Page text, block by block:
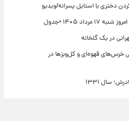
دختری با استایل پسرانه/ویدیو
۱۴۰۵ +جدول
در یک گلخانه
خرس‌های قهوه‌ای و کل‌وبزها در
سال ۱۳۳۱